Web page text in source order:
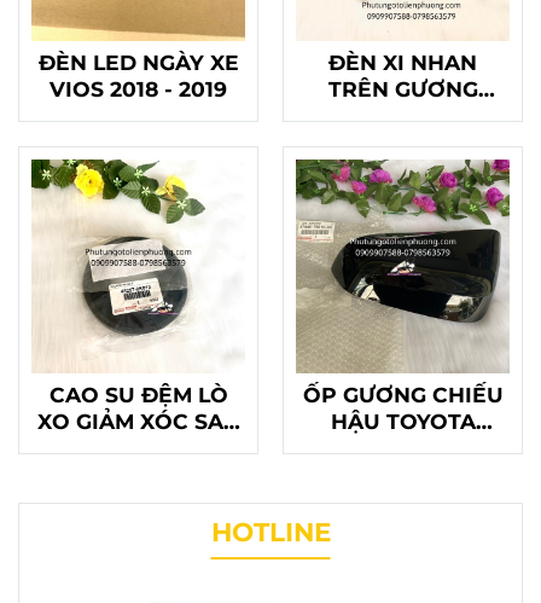
ĐÈN LED NGÀY XE
VIOS 2018 - 2019
ĐÈN XI NHAN
TRÊN GƯƠNG
CAMRY
CAO SU ĐỆM LÒ
XO GIẢM XÓC SAU
FORTUNER
ỐP GƯƠNG CHIẾU
HẬU TOYOTA
LEXUS
HOTLINE